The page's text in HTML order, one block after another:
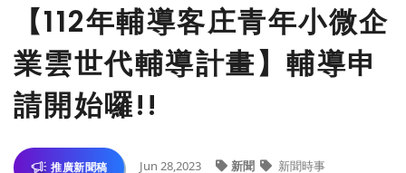
【112年輔導客庄青年小微企
業雲世代輔導計畫】輔導申
請開始囉!!
推廣新聞稿 Jun 28,2023 新聞 新聞時事